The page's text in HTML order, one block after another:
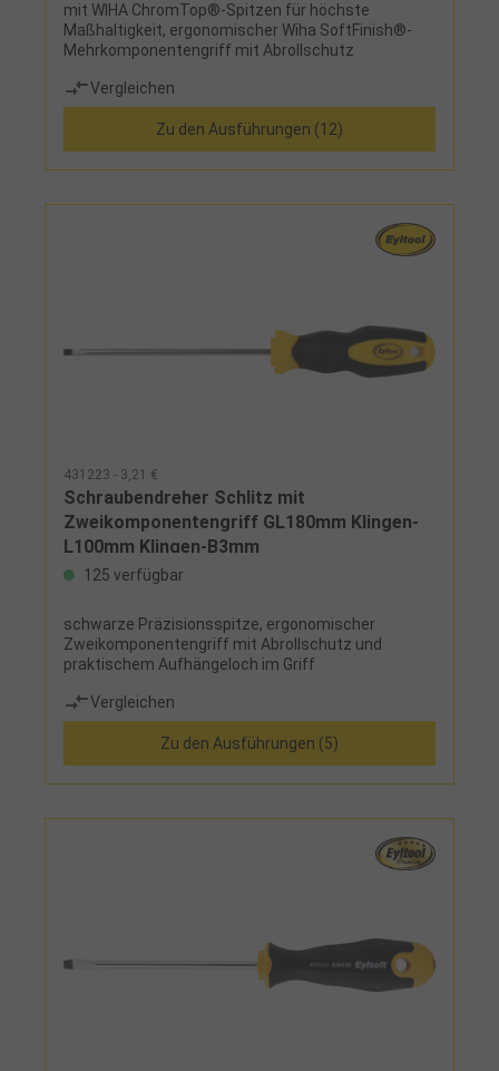
mit WIHA ChromTop®-Spitzen für höchste
Maßhaltigkeit, ergonomischer Wiha SoftFinish®-
Mehrkomponentengriff mit Abrollschutz
Vergleichen
Zu den Ausführungen (12)
431223 - 3,21 €
Schraubendreher Schlitz mit
Zweikomponentengriff GL180mm Klingen-
L100mm Klingen-B3mm
125 verfügbar
schwarze Präzisionsspitze, ergonomischer
Zweikomponentengriff mit Abrollschutz und
praktischem Aufhängeloch im Griff
Vergleichen
Zu den Ausführungen (5)